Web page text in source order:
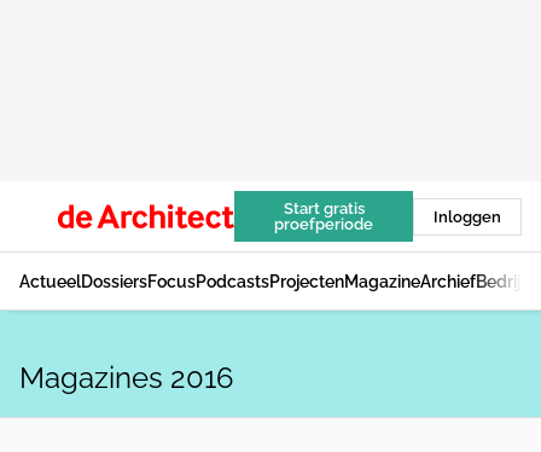
Start gratis
proefperiode
Inloggen
ActueelDossiersFocusPodcastsProjectenMagazineArchief
Magazines 2016